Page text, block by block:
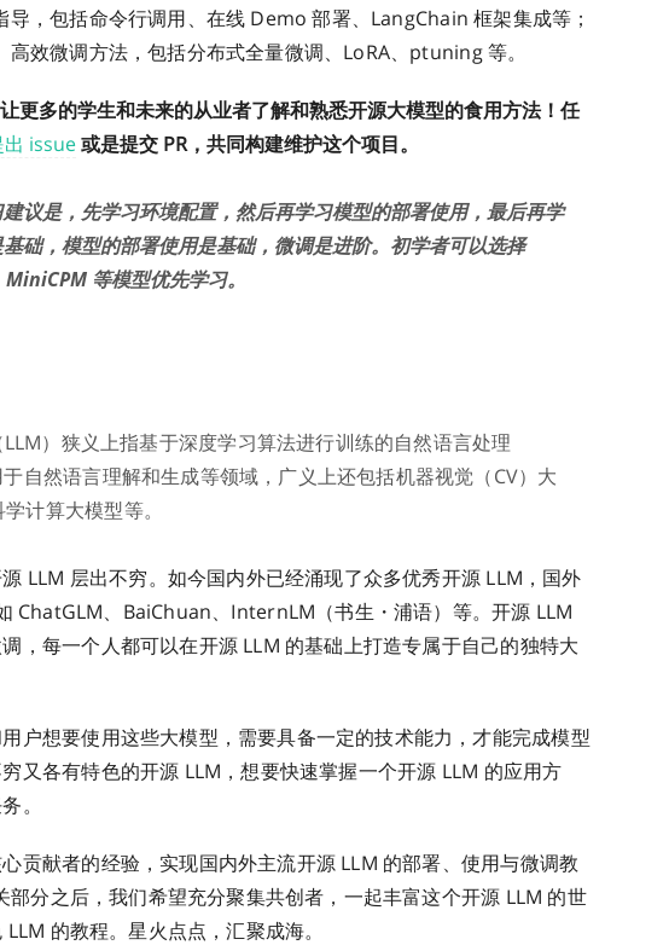
导，包括命令行调用、在线 Demo 部署、LangChain 框架集成等；
高效微调方法，包括分布式全量微调、LoRA、ptuning 等。
更多的学生和未来的从业者了解和熟悉开源大模型的食用方法！任
issue或是提交 PR，共同构建维护这个项目。
议是，先学习环境配置，然后再学习模型的部署使用，最后再学
础，模型的部署使用是基础，微调是进阶。初学者可以选择
等模型优先学习。
）狭义上指基于深度学习算法进行训练的自然语言处理
于自然语言理解和生成等领域，广义上还包括机器视觉（CV）大
计算大模型等。
层出不穷。如今国内外已经涌现了众多优秀开源 LLM，国外
ChatGLM、BaiChuan、InternLM（书生・浦语）等。开源 LLM
，每一个人都可以在开源 LLM 的基础上打造专属于自己的独特大
想要使用这些大模型，需要具备一定的技术能力，才能完成模型
又各有特色的开源 LLM，想要快速掌握一个开源 LLM 的应用方
。
献者的经验，实现国内外主流开源 LLM 的部署、使用与微调教
部分之后，我们希望充分聚集共创者，一起丰富这个开源 LLM 的世
的教程。星火点点，汇聚成海。